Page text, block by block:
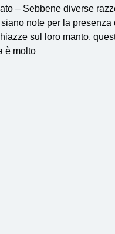
– Sebbene diverse
note per la presenza
sul loro manto,
è molto